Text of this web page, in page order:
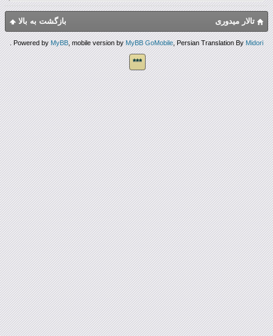
بازگشت به بالا تالار میدوری
Powered byMyBB, mobile version byMyBB GoMobile, Persian Translation ByMidori
.
***